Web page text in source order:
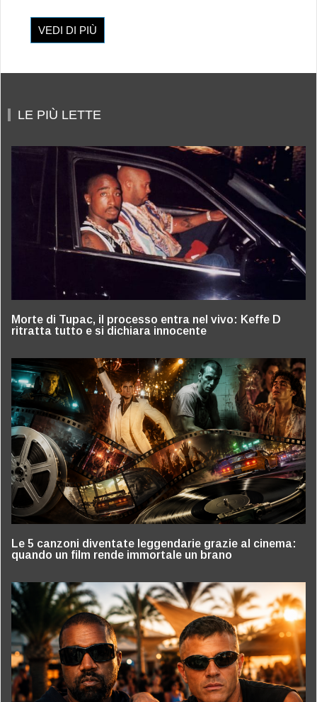
VEDI DI PIÙ
LE PIÙ LETTE
Morte di Tupac, il processo entra nel vivo: Keffe D
ritratta tutto e si dichiara innocente
Le 5 canzoni diventate leggendarie grazie al cinema:
quando un film rende immortale un brano